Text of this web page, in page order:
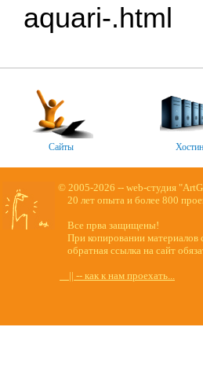
aquari-.html
Сайты
© 2005-2026 -- web-студия
20 лет опыта и более 800
Все прва защищены!
При копировании материалов
обратная ссылка на сайт
|| -- как к нам проехать...